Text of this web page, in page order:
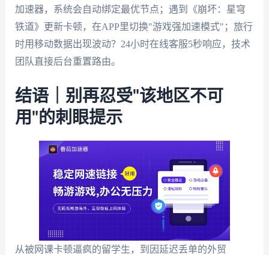
加速器，系统会自动绑定最优节点；遇到《崩坏：星穹
铁道》更新卡顿，在APP里切换"游戏强加速模式"；旅行
时用移动数据出现波动？24小时在线客服5秒响应，技术
团队直接后台重置路由。
结语｜别再忍受"该地区不可
用"的刺眼提示
从被网课卡顿逼疯的留学生，到因延迟丢单的外贸